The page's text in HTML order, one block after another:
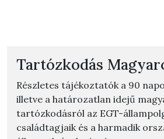
Tartózkodás
Részletes tájékoztatók a 90
illetve a határozatlan idejű
tartózkodásról az EGT-
családtagjaik és a harmadik